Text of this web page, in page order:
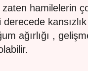
hamilelerin
derecede
ağırlığı ,